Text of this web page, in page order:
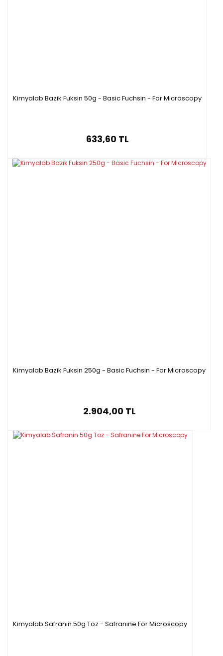
Kimyalab Bazik Fuksin 50g - Basic Fuchsin - For Microscopy
633,60 TL
Kimyalab Bazik Fuksin 250g - Basic Fuchsin - For Microscopy
2.904,00 TL
Kimyalab Safranin 50g Toz - Safranine For Microscopy